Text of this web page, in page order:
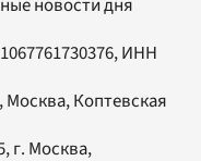
новости дня
ИНН
Москва, Коптевская
, г. Москва,